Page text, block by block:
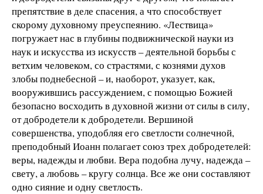
препятствие в деле спасения, а что способствует
скорому духовному преуспеянию. «Лествица»
погружает нас в глубины подвижнической науки из
наук и искусства из искусств – деятельной борьбы с
ветхим человеком, со страстями, с кознями духов
злобы поднебесной – и, наоборот, указует, как,
вооружившись рассуждением, с помощью Божией
безопасно восходить в духовной жизни от силы в силу,
от добродетели к добродетели. Вершиной
совершенства, уподобляя его светлости солнечной,
преподобный Иоанн полагает союз трех добродетелей:
веры, надежды и любви. Вера подобна лучу, надежда –
свету, а любовь – кругу солнца. Все же они составляют
одно сияние и одну светлость.